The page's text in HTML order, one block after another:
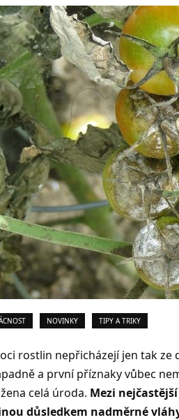
NOVINKY TIPY A TRIKY
rostlin nepřicházejí jen tak ze
a první příznaky vůbec
celá úroda. Mezi
důsledkem nadměrné